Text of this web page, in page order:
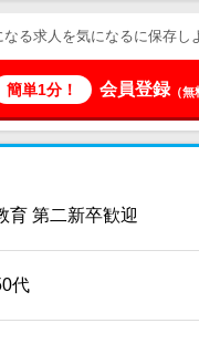
なる求人を気になるに保存し
簡単1分！ 会員登録（無
育 第二新卒歓迎
代